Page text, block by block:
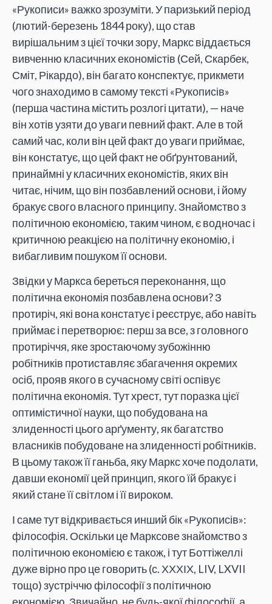
«Рукописи» важко зрозуміти. У паризький період
(лютий-березень 1844 року), що став
вирішальним з цієї точки зору, Маркс віддається
вивченню класичних економістів (Сей, Скарбек,
Сміт, Рікардо), він багато конспектує, прикмети
чого знаходимо в самому тексті «Рукописів»
(перша частина містить розлогі цитати), — наче
він хотів узяти до уваги певний факт. Але в той
самий час, коли він цей факт до уваги приймає,
він констатує, що цей факт не обґрунтований,
принаймні у класичних економістів, яких він
читає, нічим, що він позбавлений основи, і йому
бракує свого власного принципу. Знайомство з
політичною економією, таким чином, є водночас і
критичною реакцією на політичну економію, і
вибагливим пошуком її основи.
Звідки у Маркса береться переконання, що
політична економія позбавлена основи? З
протиріч, які вона констатує і реєструє, або навіть
приймає і перетворює: перш за все, з головного
протиріччя, яке зростаючому зубожінню
робітників протиставляє збагачення окремих
осіб, прояв якого в сучасному світі оспівує
політична економія. Тут хрест, тут поразка цієї
оптимістичної науки, що побудована на
злиденності цього арґументу, як багатство
власників побудоване на злиденності робітників.
В цьому також її ганьба, яку Маркс хоче подолати,
давши економії цей принцип, якого їй бракує і
який стане її світлом і її вироком.
І саме тут відкривається инший бік «Рукописів»:
філософія. Оскільки це Марксове знайомство з
політичною економією є також, і тут Боттіжеллі
дуже вірно про це говорить (с. ХХХІХ, LIV, LXVII
тощо) зустріччю філософії з політичною